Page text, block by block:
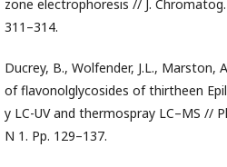
zone electrophoresis // J.
311–314.
Ducrey, B., Wolfender, J.L., Marston,
of flavonolglycosides of thirtheen
y LC-UV and thermospray LC–MS //
N 1. Pp. 129–137.